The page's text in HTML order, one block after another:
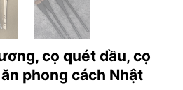
cọ quét dầu, cọ
phong cách Nhật